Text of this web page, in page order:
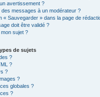
avertissement ?
messages à un modérateur ?
« Sauvegarder » dans la page de
doit être validé ?
sujet ?
de sujets
?
?
?
?
globales ?
?